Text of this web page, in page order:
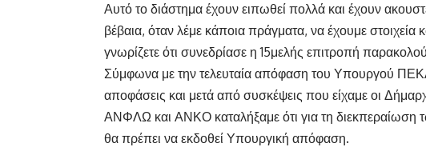
Αυτό το διάστημα έχουν ειπωθεί πολλά και έχουν
βέβαια, όταν λέμε κάποια πράγματα, να έχουμε στοιχεία
γνωρίζετε ότι συνεδρίασε η 15μελής επιτροπή
Σύμφωνα με την τελευταία απόφαση του Υπουργού
αποφάσεις και μετά από συσκέψεις που είχαμε οι
ΑΝΦΛΩ και ΑΝΚΟ καταλήξαμε ότι για τη διεκπεραίωση
θα πρέπει να εκδοθεί Υπουργική απόφαση.